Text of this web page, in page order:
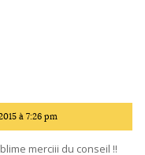
à 7:26 pm
merciii du conseil !!